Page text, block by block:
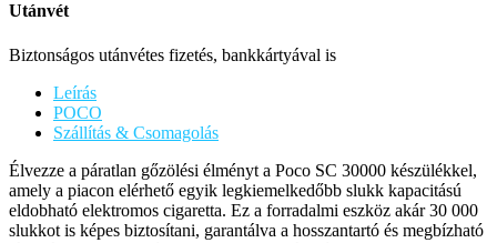
Utánvét
Biztonságos utánvétes fizetés, bankkártyával is
Leírás
POCO
Szállítás & Csomagolás
Élvezze a páratlan gőzölési élményt a Poco SC 30000 készülékkel,
amely a piacon elérhető egyik legkiemelkedőbb slukk kapacitású
eldobható elektromos cigaretta. Ez a forradalmi eszköz akár 30 000
slukkot is képes biztosítani, garantálva a hosszantartó és megbízható